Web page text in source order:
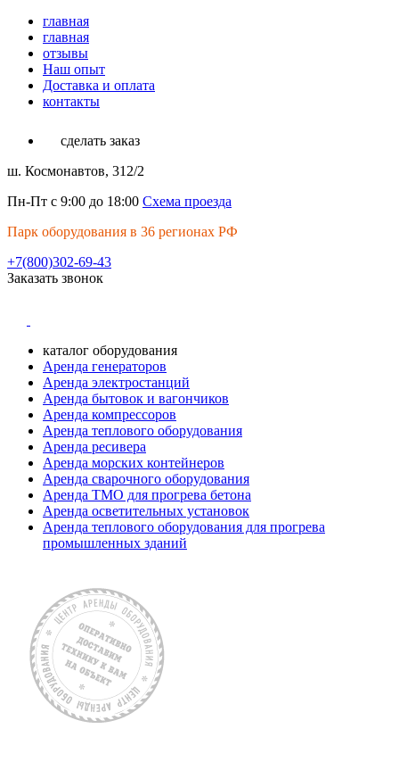
главная
главная
отзывы
Наш опыт
Доставка и оплата
контакты
сделать заказ
ш. Космонавтов, 312/2
Пн-Пт с 9:00 до 18:00 Схема проезда
Парк оборудования в 36 регионах РФ
+7(800)302-69-43
Заказать звонок
каталог оборудования
Аренда генераторов
Аренда электростанций
Аренда бытовок и вагончиков
Аренда компрессоров
Аренда теплового оборудования
Аренда ресивера
Аренда морских контейнеров
Аренда сварочного оборудования
Аренда ТМО для прогрева бетона
Аренда осветительных установок
Аренда теплового оборудования для прогрева
промышленных зданий